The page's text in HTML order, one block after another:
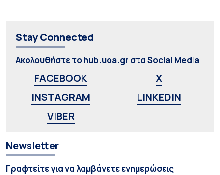
Stay Connected
Ακολουθήστε το hub.uoa.gr στα Social Media
FACEBOOK
X
INSTAGRAM
LINKEDIN
VIBER
Newsletter
Γραφτείτε για να λαμβάνετε ενημερώσεις